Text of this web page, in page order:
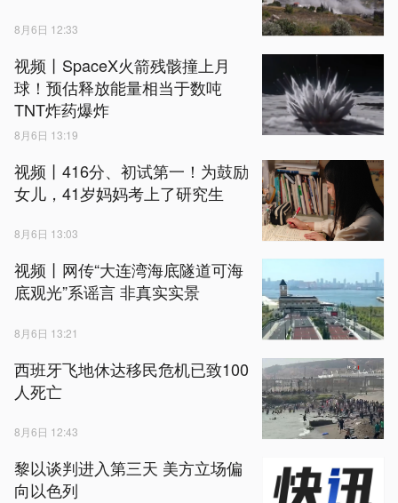
8月6日 12:33
视频丨SpaceX火箭残骸撞上月
球！预估释放能量相当于数吨
TNT炸药爆炸
8月6日 13:19
视频丨416分、初试第一！为鼓励
女儿，41岁妈妈考上了研究生
8月6日 13:03
视频丨网传“大连湾海底隧道可海
底观光”系谣言 非真实实景
8月6日 13:21
西班牙飞地休达移民危机已致100
人死亡
8月6日 12:43
黎以谈判进入第三天 美方立场偏
向以色列